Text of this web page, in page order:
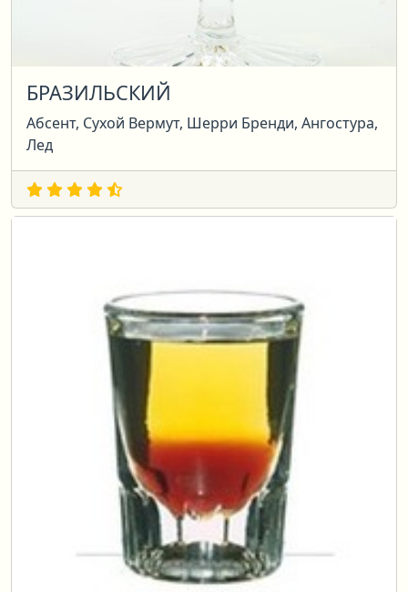
БРАЗИЛЬСКИЙ
Абсент, Сухой Вермут, Шерри Бренди, Ангостура,
Лед